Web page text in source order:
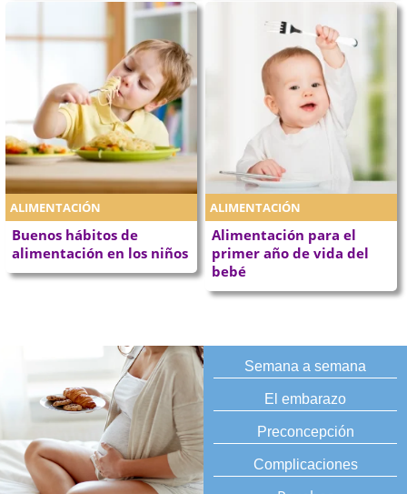
ALIMENTACIÓN
Buenos hábitos de
alimentación en los niños
ALIMENTACIÓN
Alimentación para el
primer año de vida del
bebé
Semana a semana
El embarazo
Preconcepción
Complicaciones